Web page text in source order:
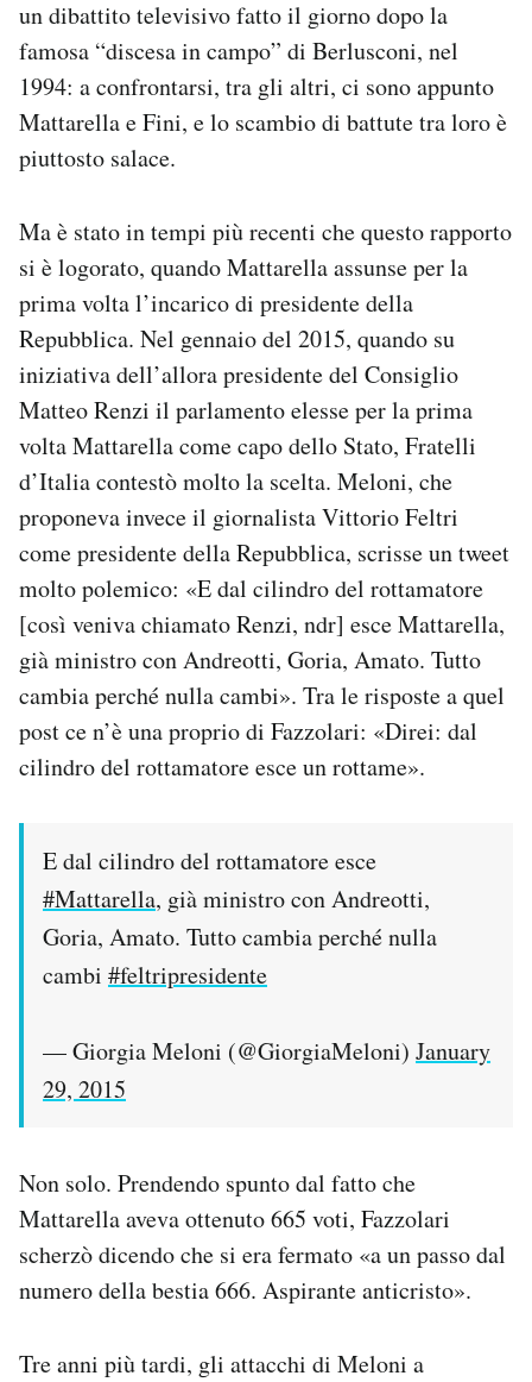
un dibattito televisivo fatto il giorno dopo la
famosa “discesa in campo” di Berlusconi, nel
1994: a confrontarsi, tra gli altri, ci sono appunto
Mattarella e Fini, e lo scambio di battute tra loro è
piuttosto salace.
Ma è stato in tempi più recenti che questo rapporto
si è logorato, quando Mattarella assunse per la
prima volta l’incarico di presidente della
Repubblica. Nel gennaio del 2015, quando su
iniziativa dell’allora presidente del Consiglio
Matteo Renzi il parlamento elesse per la prima
volta Mattarella come capo dello Stato, Fratelli
d’Italia contestò molto la scelta. Meloni, che
proponeva invece il giornalista Vittorio Feltri
come presidente della Repubblica, scrisse un tweet
molto polemico: «E dal cilindro del rottamatore
[così veniva chiamato Renzi, ndr] esce Mattarella,
già ministro con Andreotti, Goria, Amato. Tutto
cambia perché nulla cambi». Tra le risposte a quel
post ce n’è una proprio di Fazzolari: «Direi: dal
cilindro del rottamatore esce un rottame».
E dal cilindro del rottamatore esce
#Mattarella, già ministro con Andreotti,
Goria, Amato. Tutto cambia perché nulla
cambi #feltripresidente
— Giorgia Meloni (@GiorgiaMeloni) January
29, 2015
Non solo. Prendendo spunto dal fatto che
Mattarella aveva ottenuto 665 voti, Fazzolari
scherzò dicendo che si era fermato «a un passo dal
numero della bestia 666. Aspirante anticristo».
Tre anni più tardi, gli attacchi di Meloni a